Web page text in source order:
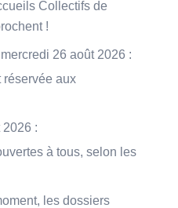
Collectifs de
!
26 août 2026 :
réservée aux
:
à tous, selon les
les dossiers